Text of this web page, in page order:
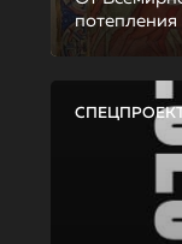
потепления